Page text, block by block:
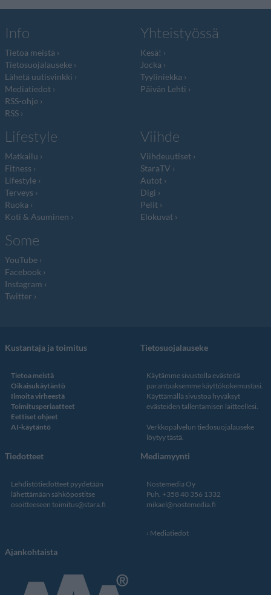
Info
Tietoa meistä
Tietosuojalauseke
Lähetä uutisvinkki
Mediatiedot
RSS-ohje
RSS
Yhteistyössä
Kesä!
Jocka
Tyyliniekka
Päivän Lehti
Lifestyle
Matkailu
Fitness
Lifestyle
Terveys
Ruoka
Koti & Asuminen
Viihde
Viihdeuutiset
StaraTV
Autot
Digi
Pelit
Elokuvat
Some
YouTube
Facebook
Instagram
Twitter
Kustantaja ja toimitus
Tietoa meistä
Oikaisukäytäntö
Ilmoita virheestä
Toimitusperiaatteet
Eettiset ohjeet
AI-käytäntö
Tietosuojalauseke
Käytämme sivustolla evästeitä
parantaaksemme käyttökokemustasi.
Käyttämällä sivustoa hyväksyt
evästeiden tallentamisen laitteellesi.
Verkkopalvelun tiedosuojalauseke
löytyy tästä.
Tiedotteet
Lehdistötiedotteet pyydetään
lähettämään sähköpostitse
osoitteeseen toimitus@stara.fi
Mediamyynti
Nostemedia Oy
Puh. +358 40 356 1332
mikael@nostemedia.fi
Mediatiedot
Ajankohtaista